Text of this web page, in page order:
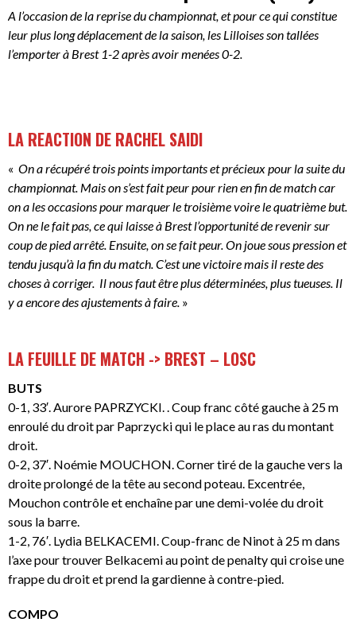
A l’occasion de la reprise du championnat, et pour ce qui constitue
leur plus long déplacement de la saison, les Lilloises son tallées
l’emporter à Brest 1-2 après avoir menées 0-2.
LA REACTION DE RACHEL SAIDI
« On a récupéré trois points importants et précieux pour la suite du
championnat. Mais on s’est fait peur pour rien en fin de match car
on a les occasions pour marquer le troisième voire le quatrième but.
On ne le fait pas, ce qui laisse à Brest l’opportunité de revenir sur
coup de pied arrêté. Ensuite, on se fait peur. On joue sous pression et
tendu jusqu’à la fin du match. C’est une victoire mais il reste des
choses à corriger. Il nous faut être plus déterminées, plus tueuses. Il
y a encore des ajustements à faire. »
LA FEUILLE DE MATCH -> BREST – LOSC
BUTS
0-1, 33′. Aurore PAPRZYCKI. . Coup franc côté gauche à 25 m
enroulé du droit par Paprzycki qui le place au ras du montant
droit.
0-2, 37′. Noémie MOUCHON. Corner tiré de la gauche vers la
droite prolongé de la tête au second poteau. Excentrée,
Mouchon contrôle et enchaîne par une demi-volée du droit
sous la barre.
1-2, 76′. Lydia BELKACEMI. Coup-franc de Ninot à 25 m dans
l’axe pour trouver Belkacemi au point de penalty qui croise une
frappe du droit et prend la gardienne à contre-pied.
COMPO